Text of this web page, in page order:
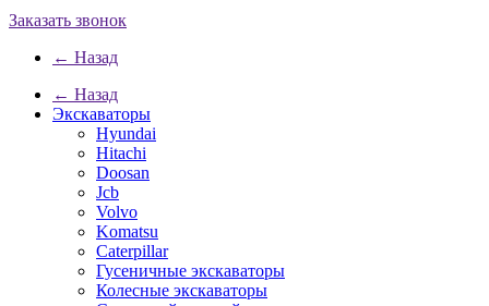
Заказать звонок
← Назад
← Назад
Экскаваторы
Hyundai
Hitachi
Doosan
Jcb
Volvo
Komatsu
Caterpillar
Гусеничные экскаваторы
Колесные экскаваторы